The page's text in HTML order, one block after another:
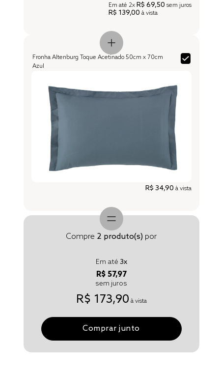
Em até 2x R$ 69,50 sem juros
R$ 139,00 à vista
Fronha Altenburg Toque Acetinado 50cm x 70cm
Azul
R$ 34,90 à vista
Compre 2 produto(s) por
Em até 3x
R$ 57,97
sem juros
R$ 173,90 à vista
Comprar junto